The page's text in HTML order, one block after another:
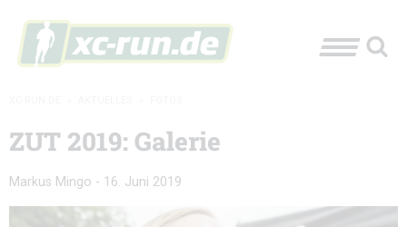
ZUT 2019: Galerie
Markus Mingo - 16. Juni 2019